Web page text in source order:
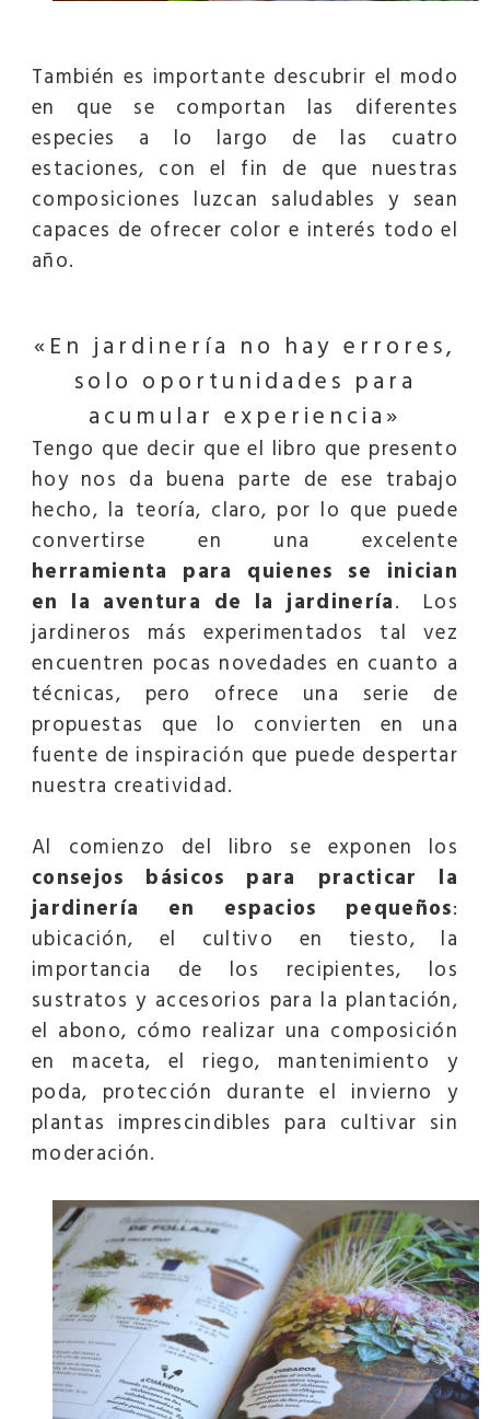
También es importante descubrir el modo
en que se comportan las diferentes
especies a lo largo de las cuatro
estaciones, con el fin de que nuestras
composiciones luzcan saludables y sean
capaces de ofrecer color e interés todo el
año.
«En jardinería no hay errores,
solo oportunidades para
acumular experiencia»
Tengo que decir que el libro que presento
hoy nos da buena parte de ese trabajo
hecho, la teoría, claro, por lo que puede
convertirse en una excelente
herramienta para quienes se inician
en la aventura de la jardinería. Los
jardineros más experimentados tal vez
encuentren pocas novedades en cuanto a
técnicas, pero ofrece una serie de
propuestas que lo convierten en una
fuente de inspiración que puede despertar
nuestra creatividad.
Al comienzo del libro se exponen los
consejos básicos para practicar la
jardinería en espacios pequeños:
ubicación, el cultivo en tiesto, la
importancia de los recipientes, los
sustratos y accesorios para la plantación,
el abono, cómo realizar una composición
en maceta, el riego, mantenimiento y
poda, protección durante el invierno y
plantas imprescindibles para cultivar sin
moderación.